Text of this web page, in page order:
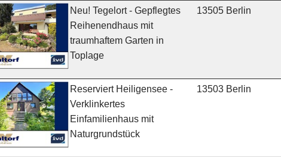
Neu! Tegelort - Gepflegtes
Reihenendhaus mit
traumhaftem Garten in
Toplage
13505 Berlin
Reserviert Heiligensee -
Verklinkertes
Einfamilienhaus mit
Naturgrundstück
13503 Berlin